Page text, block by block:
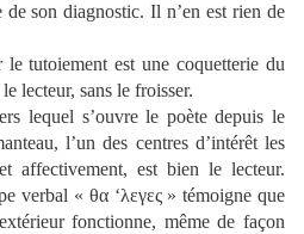
de son diagnostic. Il n’en est rien de
tutoiement est une coquetterie du
lecteur, sans le froisser.
lequel s’ouvre le poète depuis le
l’un des centres d’intérêt les
affectivement, est bien le lecteur.
verbal « θα ‘λεγες » témoigne que
fonctionne, même de façon